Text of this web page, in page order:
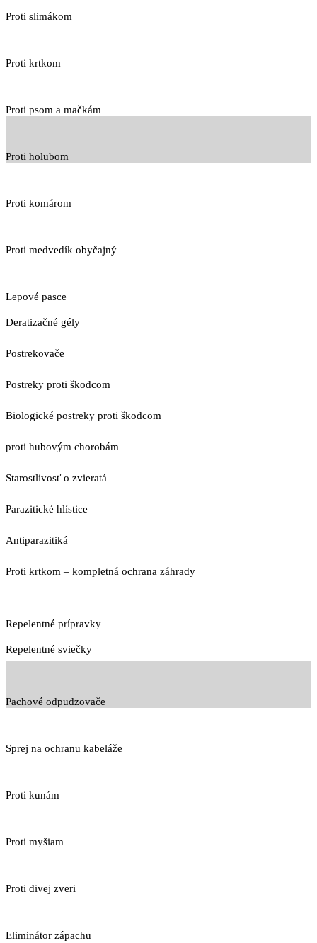
Proti slimákom
Proti krtkom
Proti psom a mačkám
Proti holubom
Proti komárom
Proti medvedík obyčajný
Lepové pasce
Deratizačné gély
Postrekovače
Postreky proti škodcom
Biologické postreky proti škodcom
proti hubovým chorobám
Starostlivosť o zvieratá
Parazitické hlístice
Antiparazitiká
Proti krtkom – kompletná ochrana záhrady
Repelentné prípravky
Repelentné sviečky
Pachové odpudzovače
Sprej na ochranu kabeláže
Proti kunám
Proti myšiam
Proti divej zveri
Eliminátor zápachu